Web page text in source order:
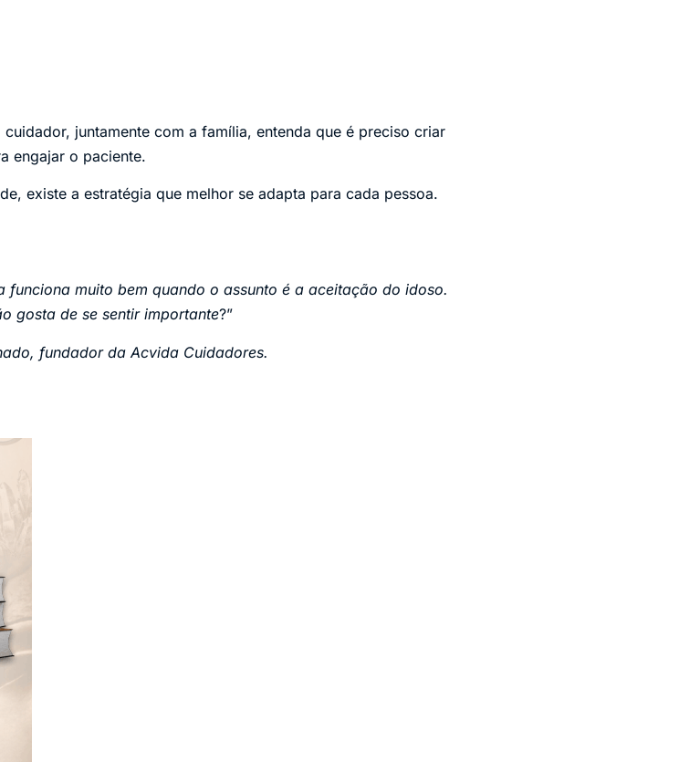
juntamente com a família, entenda que é preciso criar
engajar o paciente.
existe a estratégia que melhor se adapta para cada pessoa.
funciona muito bem quando o assunto é a aceitação do idoso.
gosta de se sentir importante?”
fundador da Acvida Cuidadores.